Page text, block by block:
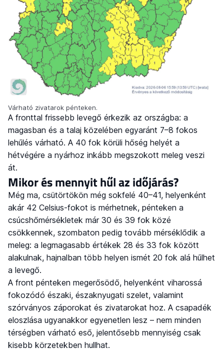
Várható zivatarok pénteken.
A fronttal frissebb levegő érkezik az országba: a
magasban és a talaj közelében egyaránt 7–8 fokos
lehűlés várható. A 40 fok körüli hőség helyét a
hétvégére a nyárhoz inkább megszokott meleg veszi
át.
Mikor és mennyit hűl az időjárás?
Még ma, csütörtökön még sokfelé 40–41, helyenként
akár 42 Celsius-fokot is mérhetnek, pénteken a
csúcshőmérsékletek már 30 és 39 fok közé
csökkennek, szombaton pedig tovább mérséklődik a
meleg: a legmagasabb értékek 28 és 33 fok között
alakulnak, hajnalban több helyen ismét 20 fok alá hűlhet
a levegő.
A front pénteken megerősödő, helyenként viharossá
fokozódó északi, északnyugati szelet, valamint
szórványos záporokat és zivatarokat hoz. A csapadék
eloszlása ugyanakkor egyenetlen lesz – nem minden
térségben várható eső, jelentősebb mennyiség csak
kisebb körzetekben hullhat.